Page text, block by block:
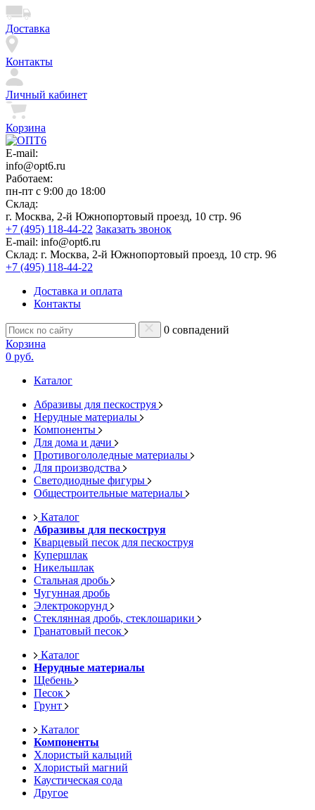
Доставка
Контакты
Личный кабинет
Корзина
E-mail:
info@opt6.ru
Работаем:
пн-пт с 9:00 до 18:00
Склад:
г. Москва, 2-й Южнопортовый проезд, 10 стр. 96
+7 (495) 118-44-22 Заказать звонок
E-mail: info@opt6.ru
Склад: г. Москва, 2-й Южнопортовый проезд, 10 стр. 96
+7 (495) 118-44-22
Доставка и оплата
Контакты
0 совпадений
Корзина
0 руб.
Каталог
Абразивы для пескоструя
Нерудные материалы
Компоненты
Для дома и дачи
Противогололедные материалы
Для производства
Светодиодные фигуры
Общестроительные материалы
Каталог
Абразивы для пескоструя
Кварцевый песок для пескоструя
Купершлак
Никельшлак
Стальная дробь
Чугунная дробь
Электрокорунд
Стеклянная дробь, стеклошарики
Гранатовый песок
Каталог
Нерудные материалы
Щебень
Песок
Грунт
Каталог
Компоненты
Хлористый кальций
Хлористый магний
Каустическая сода
Другое